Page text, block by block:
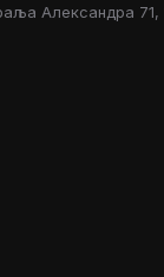
Александра 71,